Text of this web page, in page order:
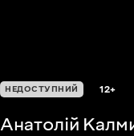
НЕДОСТУПНИЙ 12+
Анатолій